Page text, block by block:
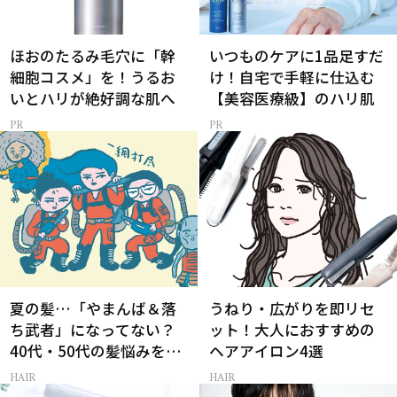
ほおのたるみ毛穴に「幹
細胞コスメ」を！うるお
いとハリが絶好調な肌へ
いつものケアに1品足すだ
け！自宅で手軽に仕込む
【美容医療級】のハリ肌
夏の髪…「やまんば＆落
ち武者」になってない？
40代・50代の髪悩みをレ
スキューする裏ワザ
HAIR
うねり・広がりを即リセ
ット！大人におすすめの
ヘアアイロン4選
HAIR